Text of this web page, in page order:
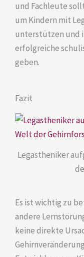
und Fachleute
um Kindern mit
unterstützen und
erfolgreiche
geben.
Fazit
Legastheniker
Es ist wichtig zu
andere
keine direkte